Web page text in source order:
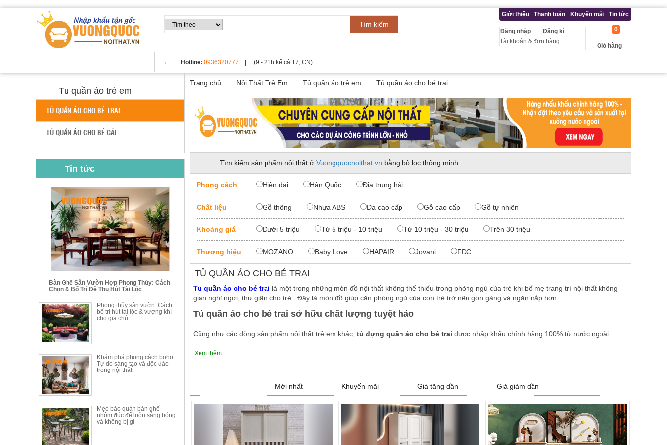
Trang
Minh
Tìm kiếm
Giới thiệu Thanh toán Khuyến mãi Tin tức
Đăng kí
Đăng nhập
Tài khoản & đơn hàng
Giỏ hàng
0
Hotline: 0936320777 | (9 - 21h kể cả T7, CN)
Tủ quần áo trẻ em
TỦ QUẦN ÁO CHO BÉ TRAI
TỦ QUẦN ÁO CHO BÉ GÁI
Tin tức
Bàn Ghế Sân Vườn Hợp Phong Thủy: Cách
Chọn & Bố Trí Để Thu Hút Tài Lộc
Phong thủy sân vườn: Cách
bố trí hút tài lộc & vượng khí
cho gia chủ
Khám phá phong cách boho:
Tự do sáng tạo và độc đáo
trong nội thất
Mẹo bảo quản bàn ghế
nhôm đúc để luôn sáng bóng
và không bị gỉ
Trang chủ Nội Thất Trẻ Em Tủ quần áo trẻ em Tủ quần áo cho bé trai
Tìm kiếm sản phẩm nội thất ở Vuongquocnoithat.vn bằng bộ lọc thông minh
Phong cách Hiện đại Hàn Quốc Địa trung hải
Chất liệu Gỗ thông Nhựa ABS Da cao cấp Gỗ cao cấp Gỗ tự nhiên
Khoảng giá Dưới 5 triệu Từ 5 triệu - 10 triệu Từ 10 triệu - 30 triệu Trên 30 triệu
Thương hiệu MOZANO Baby Love HAPAIR Jovani FDC
TỦ QUẦN ÁO CHO BÉ TRAI
Tủ quần áo cho bé trai là một trong những món đồ nội thất không thể thiếu trong phòng ngủ của trẻ khi bố mẹ trang trí nội thất không
gian nghỉ ngơi, thư giãn cho trẻ. Đây là món đồ giúp căn phòng ngủ của con trẻ trở nên gọn gàng và ngăn nắp hơn.
Tủ quần áo cho bé trai sở hữu chất lượng tuyệt hảo
Cũng như các dòng sản phẩm nội thất trẻ em khác,tủ đựng quần áo cho bé trai được nhập khẩu chính hãng 100% từ nước ngoài.
Tất cả các sản phẩm đều được làm từ chất liệu gỗ cao cấp và gỗ tự nhiên có độ bền cao, đã qua quy trình xử lí với công nghệ hiện đại,
Sản phẩm tủ quần áo bé trái được thiết kế đa dạng, độc đáo
Dưới sự sáng tạo của nhà thiết kế cùng sự khéo léo của người thợ thủ công, chất liệu gỗ đã được chế biến, chạm khắc tinh tế mang đến
một sản phẩmtủ quần áo gỗ cho bé trai
nhiều kiểu dáng phong cách khác như từ hiện đại, tân cổ điển đến cổ điển. Thêm vào mẫu tủ
còn có màu sắc, họa tiết độc đáo phù hợp với cá tính mạnh mẽ của bé trai, mang đến nhiều sự lựa chọn hơn cho con người.
Xem thêm
Mới nhất Khuyến mãi Giá tăng dần Giá giảm dần